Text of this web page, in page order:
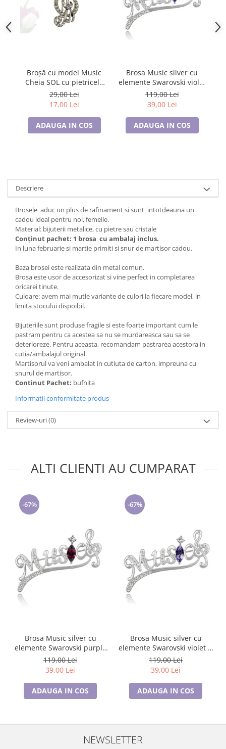
Cadouri pentru Doctori
Cadouri pentru Sfânta Maria
Martisoare
Broșă cu model Music
Cheia SOL cu pietricele
albe, SC23.084
29,00 Lei
17,00 Lei
ADAUGA IN COS
Brosa Music silver cu
elemente Swarovski violet
si placata cu aur 18K
garantie 6 luni
119,00 Lei
39,00 Lei
ADAUGA IN COS
Descriere
Brosele aduc un plus de rafinament si sunt intotdeauna un
cadou ideal pentru noi, femeile.
Material: bijuterii metalice, cu pietre sau cristale
Conținut pachet: 1 brosa cu ambalaj inclus.
In luna februarie si martie primiti si snur de martisor cadou.
Baza brosei este realizata din metal comun.
Brosa este usor de accesorizat si vine perfect in completarea
oricarei tinute.
Culoare: avem mai mutle variante de culori la fiecare model, in
limita stocului dispoibil..
Bijuteriile sunt produse fragile si este foarte important cum le
pastram pentru ca acestea sa nu se murdareasca sau sa se
deterioreze. Pentru aceasta, recomandam pastrarea acestora in
cutia/ambalajul original.
Martisorul va veni ambalat in cutiuta de carton, impreuna cu
snurul de martisor.
Continut Pachet: bufnita
Informatii conformitate produs
Review-uri(0)
ALTI CLIENTI AU CUMPARAT
-67%
Brosa Music silver cu
elemente Swarovski purple
si placata cu aur 18K
garantie 6 luni
119,00 Lei
39,00 Lei
ADAUGA IN COS
-67%
Brosa Music silver cu
elemente Swarovski violet si
placata cu aur 18K garantie
6 luni
119,00 Lei
39,00 Lei
ADAUGA IN COS
NEWSLETTER